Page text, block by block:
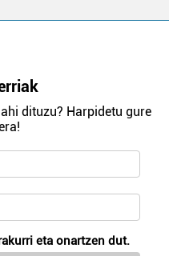
dituzu? Harpidetu gure
eta onartzen dut.